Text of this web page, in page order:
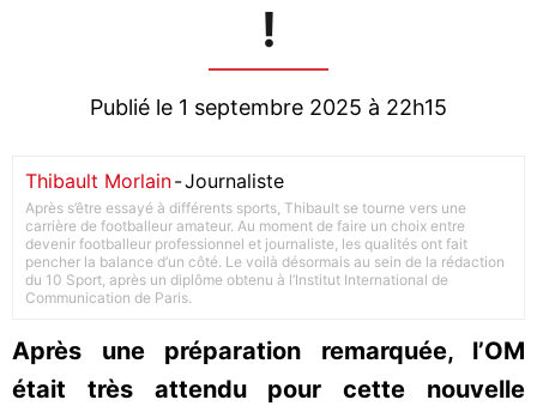
!
Publié le 1 septembre 2025 à 22h15
Thibault Morlain-Journaliste
Après s’être essayé à différents sports, Thibault se tourne vers une
carrière de footballeur amateur. Au moment de faire un choix entre
devenir footballeur professionnel et journaliste, les qualités ont fait
pencher la balance d’un côté. Le voilà désormais au sein de la rédaction
du 10 Sport, après un diplôme obtenu à l’Institut International de
Communication de Paris.
Après une préparation remarquée, l’OM
était très attendu pour cette nouvelle